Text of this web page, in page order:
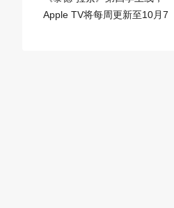
Apple TV将每周更新至10月7